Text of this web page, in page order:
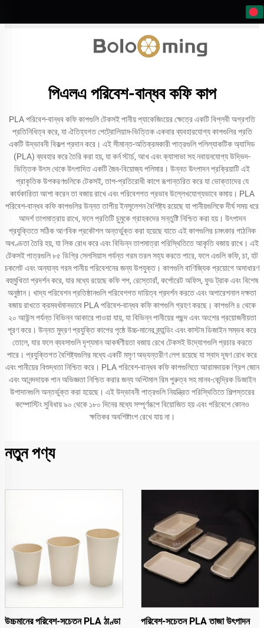
পিএলএ পরিবেশ-বান্ধব কফি কাপ
PLA পরিবেশ-বান্ধব কফি কাপগুলি টেকসই পানীয় প্যাকেজিংয়ের ক্ষেত্রে একটি বিপ্লবী অগ্রগতি
প্রতিনিধিত্ব করে, যা ঐতিহ্যগত পেট্রোলিয়াম-ভিত্তিক একবার ব্যবহারযোগ্য কাপগুলির প্রতি
একটি উদ্ভাবনী বিকল্প প্রদান করে। এই সীমান্ত-অতিক্রমকারী পাত্রগুলি পলিল্যাকটিক অ্যাসিড
(PLA) ব্যবহার করে তৈরি করা হয়, যা কর্ন স্টার্চ, আখ এবং ক্যাসাভা সহ নবায়নযোগ্য উদ্ভিদ-
ভিত্তিক উৎস থেকে উৎপাদিত একটি জৈব-বিয়োজ্য পলিমার। উন্নত উৎপাদন প্রক্রিয়াটি এই
প্রাকৃতিক উপকরণগুলিকে টেকসই, তাপ-প্রতিরোধী কাপে রূপান্তরিত করে যা ভোক্তাদের যে
কার্যকারিতা আশা করেন তা বজায় রাখে এবং পরিবেশগত প্রভাব উল্লেখযোগ্যভাবে কমায়। PLA
পরিবেশ-বান্ধব কফি কাপগুলির উন্নত তাপীয় ইনসুলেশন বৈশিষ্ট্য রয়েছে যা পানীয়গুলিকে দীর্ঘ সময় ধরে
আদর্শ তাপমাত্রায় রাখে, ফলে প্রতিটি চুমুকে গ্রাহকদের সন্তুষ্টি নিশ্চিত করা হয়। উৎপাদন
প্রযুক্তিতে সঠিক আণবিক প্রকৌশল অন্তর্ভুক্ত করা হয়েছে যাতে এই কাপগুলির চমৎকার গাঠনিক
অখণ্ডতা তৈরি হয়, যা লিক রোধ করে এবং বিভিন্ন তাপমাত্রা পরিস্থিতিতে আকৃতি বজায় রাখে। এই
টেকসই পাত্রগুলি ৮৫ ডিগ্রি সেলসিয়াস পর্যন্ত গরম তরল সহ্য করতে পারে, ফলে এগুলি কফি, চা, হট
চকলেট এবং অন্যান্য গরম পানীয় পরিবেশনের জন্য উপযুক্ত। কাপগুলি বাণিজ্যিক প্রয়োগে অসাধারণ
বহুমুখিতা প্রদর্শন করে, যার মধ্যে রয়েছে কফি শপ, রেস্তোরাঁ, কর্পোরেট অফিস, ফুড ট্রাক এবং বিশেষ
অনুষ্ঠান। খাদ্য পরিবেশন প্রতিষ্ঠানগুলি পরিবেশগত দায়িত্ব প্রদর্শন করতে এবং অপারেশনাল দক্ষতা
বজায় রাখতে ক্রমবর্ধমানভাবে PLA পরিবেশ-বান্ধব কফি কাপগুলি গ্রহণ করছে। কাপগুলি ৪ থেকে
২০ আউন্স পর্যন্ত বিভিন্ন আকারে পাওয়া যায়, যা বিভিন্ন পানীয়ের পছন্দ এবং অংশের প্রয়োজনীয়তা
পূরণ করে। উন্নত মুদ্রণ প্রযুক্তি কাপের পৃষ্ঠে উচ্চ-মানের ব্র্যান্ডিং এবং কাস্টম ডিজাইন সম্ভব করে
তোলে, যার ফলে ব্যবসাগুলি দৃশ্যমান আকর্ষণীয়তা বজায় রেখে টেকসই উদ্যোগগুলি প্রচার করতে
পারে। প্রযুক্তিগত বৈশিষ্ট্যগুলির মধ্যে একটি মসৃণ অভ্যন্তরীণ লেপ রয়েছে যা স্বাদ দূষণ রোধ করে
এবং পানীয়ের বিশুদ্ধতা নিশ্চিত করে। PLA পরিবেশ-বান্ধব কফি কাপগুলিতে আরামদায়ক গ্রিপ জোন
এবং আনন্দদায়ক পান অভিজ্ঞতা নিশ্চিত করার জন্য অপ্টিমাল রিম পুরুত্ব সহ মানব-কেন্দ্রিক ডিজাইন
উপাদানগুলি অন্তর্ভুক্ত করা হয়েছে। এই উদ্ভাবনী পাত্রগুলি নিয়ন্ত্রিত পরিস্থিতিতে শিল্পস্তরের
কম্পোস্টিং সুবিধায় ৯০ থেকে ১৮০ দিনের মধ্যে সম্পূর্ণরূপে বিয়োজিত হয় এবং পরিবেশে কোনও
ক্ষতিকর অবশিষ্টাংশ রেখে যায় না।
নতুন পণ্য
উচ্চমানের পরিবেশ-সচেতন PLA ঠাণ্ডা
পরিবেশ-সচেতন PLA তাজা উৎপাদন